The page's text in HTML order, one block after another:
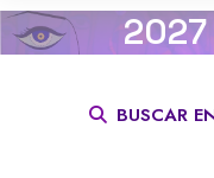
BUSCAR